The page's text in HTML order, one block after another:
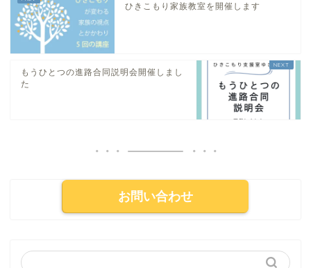
ひきこもり家族教室を開催します
もうひとつの進路合同説明会開催しまし
た
お問い合わせ